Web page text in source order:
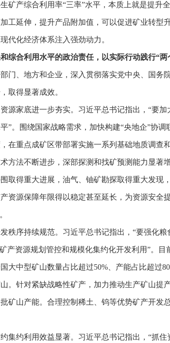
矿产综合利用率“三率”水平，本质上就是提升
工延伸，提升产品附加值，可以促进矿业转型
代化经济体系注入强劲动力。
综合利用水平的政治责任，以实际行动践行“两
门、地方和企业，深入贯彻落实党中央、国务
取得显著成效。
源家底进一步夯实。习近平总书记指出，“要
”。围绕国家战略需求，加快构建“央地企”协
在重点成矿区带部署实施一系列基础地质调查
方法不断进步，深部探测和找矿预测能力显著
取得重大进展，油气、铀矿勘探取得重大发现
资源保障年限得以稳定甚至延长，为资源安全
秩序持续规范。习近平总书记指出，“要强化
产资源规划管控和规模化集约化开发利用”。
大中型矿山数量占比超过50%、产能占比超过
。针对紧缺战略性矿产，加力推动生产矿山提
矿山产能。合理控制稀土、钨等优势矿产开发
集约利用效益显著。习近平总书记指出，“抓